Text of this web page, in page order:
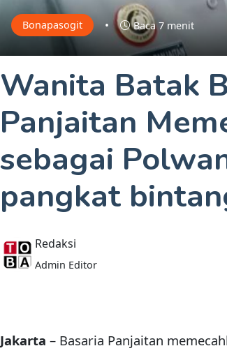
Bonapasogit • Baca 7 menit
Wanita Batak
Panjaitan
sebagai
pangkat
Redaksi
Admin Editor
Jakarta – Basaria Panjaitan